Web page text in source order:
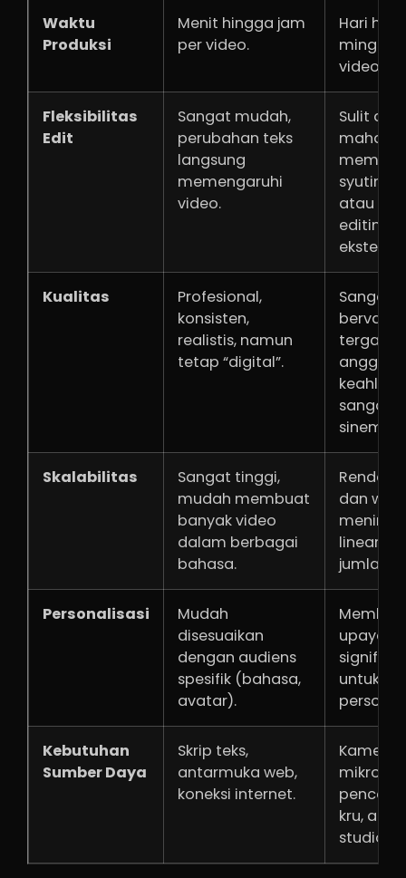
Waktu
Produksi
Menit hingga jam
per video.
Hari
minggu
video.
Fleksibilitas
Edit
Sangat mudah,
perubahan teks
langsung
memengaruhi
video.
Sulit dan
mahal,
syuting
atau re-
editing
ekstensif.
Kualitas
Profesional,
konsisten,
realistis, namun
tetap “digital”.
Sangat
sangat
Skalabilitas
Sangat tinggi,
mudah membuat
banyak video
dalam berbagai
bahasa.
Rendah,
dan
linear
jumlah
Personalisasi
Mudah
disesuaikan
dengan audiens
spesifik (bahasa,
avatar).
upaya
untuk
Kebutuhan
Sumber Daya
Skrip teks,
antarmuka web,
koneksi internet.
Kamera,
kru,
studio/